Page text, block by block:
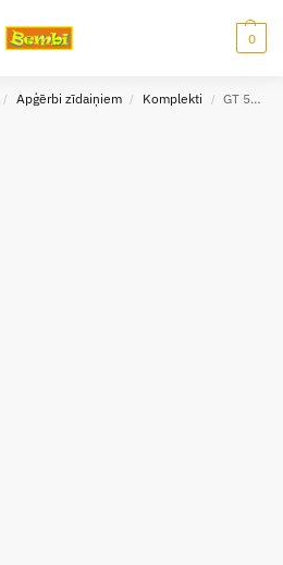
0
/ Apģērbi zīdaiņiem / Komplekti / GT 5974 T-krekls un šorti komplekts Top dog, (74-104 izm.)